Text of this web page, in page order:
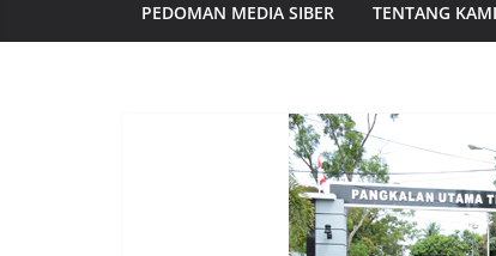
PEDOMAN MEDIA SIBER TENTANG KAMI